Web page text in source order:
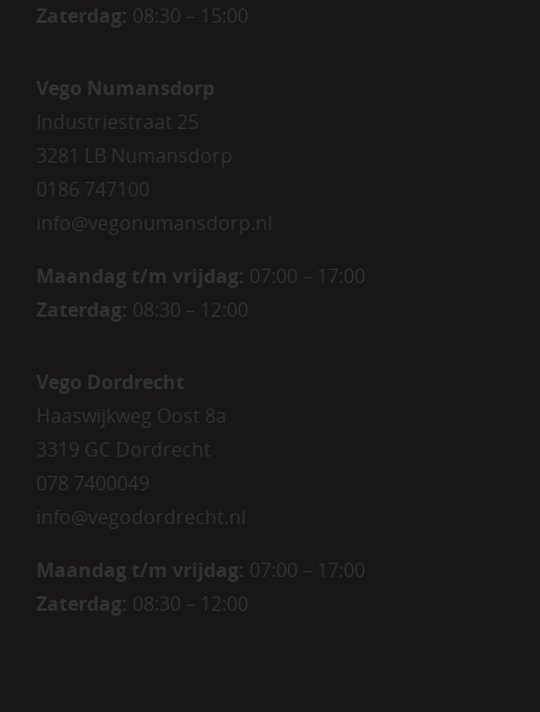
Zaterdag: 08:30 – 15:00
Vego Numansdorp
Industriestraat 25
3281 LB Numansdorp
0186 747100
info@vegonumansdorp.nl
Maandag t/m vrijdag: 07:00 – 17:00
Zaterdag: 08:30 – 12:00
Vego Dordrecht
Haaswijkweg Oost 8a
3319 GC Dordrecht
078 7400049
info@vegodordrecht.nl
Maandag t/m vrijdag: 07:00 – 17:00
Zaterdag: 08:30 – 12:00